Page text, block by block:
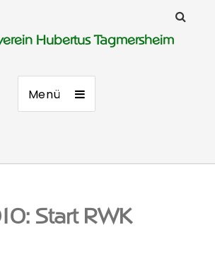
Hubertus Tagmersheim
Menü
Start RWK